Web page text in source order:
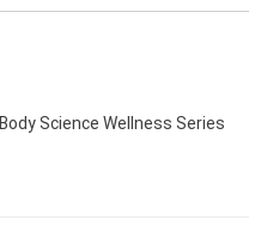
Body Science Wellness Series